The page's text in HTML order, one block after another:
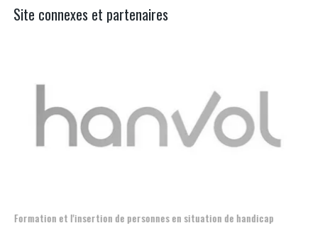
Site connexes et partenaires
Formation et l'insertion de personnes en situation de handicap